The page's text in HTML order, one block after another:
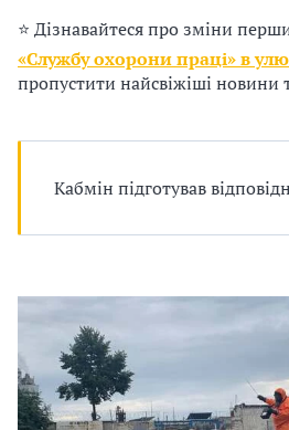
⭐ Дізнавайтеся про зміни
«Службу охорони праці» в
пропустити найсвіжіші новини
Кабмін підготував
д
и
в
п
р
о
ж
у
в